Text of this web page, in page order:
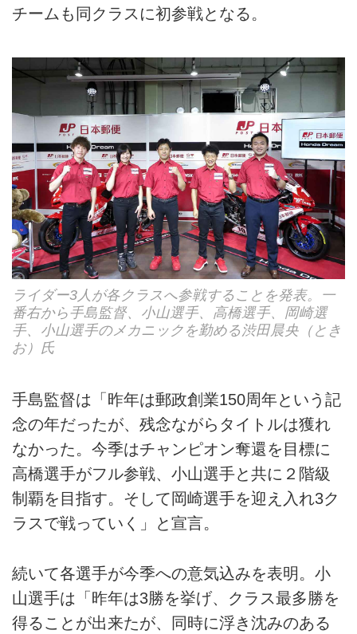
チームも同クラスに初参戦となる。
ライダー3人が各クラスへ参戦することを発表。一
番右から手島監督、小山選手、高橋選手、岡崎選
手、小山選手のメカニックを勤める渋田晨央（とき
お）氏
手島監督は「昨年は郵政創業150周年という記
念の年だったが、残念ながらタイトルは獲れ
なかった。今季はチャンピオン奪還を目標に
高橋選手がフル参戦、小山選手と共に２階級
制覇を目指す。そして岡崎選手を迎え入れ3ク
ラスで戦っていく」と宣言。
続いて各選手が今季への意気込みを表明。小
山選手は「昨年は3勝を挙げ、クラス最多勝を
得ることが出来たが、同時に浮き沈みのある